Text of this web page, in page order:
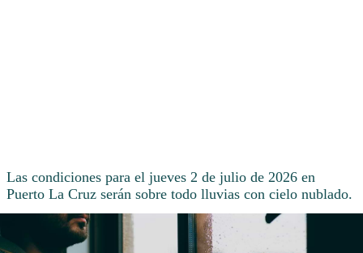
Las condiciones para el jueves 2 de julio de 2026 en
Puerto La Cruz serán sobre todo lluvias con cielo nublado.